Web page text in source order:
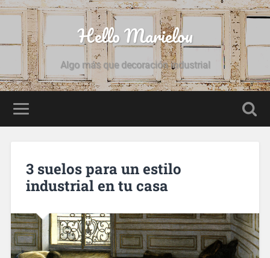
Hello Marielou
Algo más que decoración industrial
3 suelos para un estilo
industrial en tu casa